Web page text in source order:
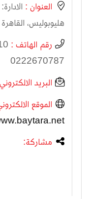
العنوان :
هليوبوليس، القاهرة
رقم الهاتف :
0222670787
البريد
الموقع
مشاركة: